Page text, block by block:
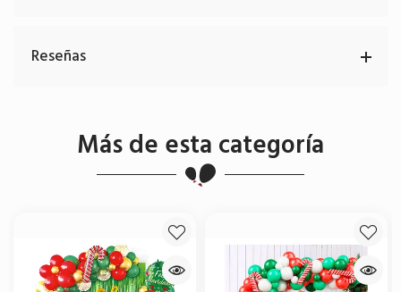
Reseñas
Más de esta categoría